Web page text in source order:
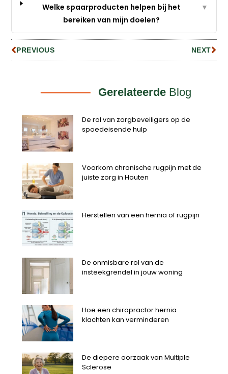
Welke spaarproducten helpen bij het
bereiken van mijn doelen?
▼
PREVIOUS NEXT
Gerelateerde Blog
De rol van zorgbeveiligers op de
spoedeisende hulp
Voorkom chronische rugpijn met de
juiste zorg in Houten
Herstellen van een hernia of rugpijn
De onmisbare rol van de
insteekgrendel in jouw woning
Hoe een chiropractor hernia
klachten kan verminderen
De diepere oorzaak van Multiple
Sclerose